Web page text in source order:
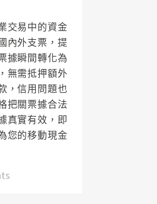
交易中的資金
內外支票，提
據瞬間轉化為
無需抵押額外
，信用問題也
把關票據合法
真實有效，即
您的移動現金